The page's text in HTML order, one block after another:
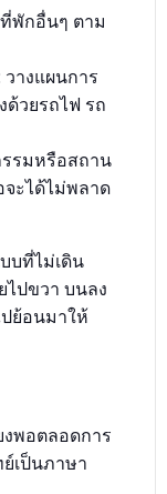
พักอื่นๆ ตาม
วางแผนการ
ด้วยรถไฟ รถ
รรมหรือสถาน
จะได้ไม่พลาด
บที่ไม่เดิน
ไปขวา บนลง
ย้อนมาให้
งพอตลอดการ
เป็นภาษา